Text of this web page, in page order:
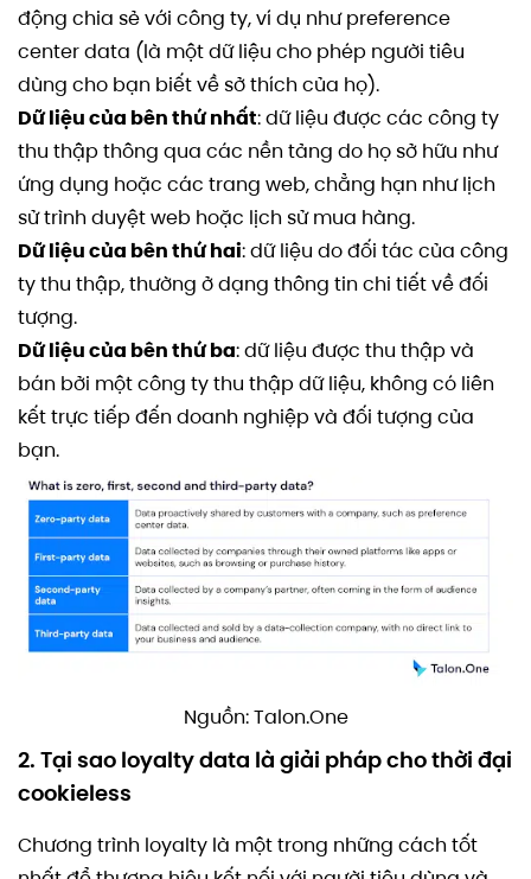
động chia sẻ với công ty, ví dụ như preference
center data (là một dữ liệu cho phép người tiêu
dùng cho bạn biết về sở thích của họ).
Dữ liệu của bên thứ nhất: dữ liệu được các công ty
thu thập thông qua các nền tảng do họ sở hữu như
ứng dụng hoặc các trang web, chẳng hạn như lịch
sử trình duyệt web hoặc lịch sử mua hàng.
Dữ liệu của bên thứ hai: dữ liệu do đối tác của công
ty thu thập, thường ở dạng thông tin chi tiết về đối
tượng.
Dữ liệu của bên thứ ba: dữ liệu được thu thập và
bán bởi một công ty thu thập dữ liệu, không có liên
kết trực tiếp đến doanh nghiệp và đối tượng của
bạn.
Nguồn: Talon.One
2. Tại sao loyalty data là giải pháp cho thời đại
cookieless
Chương trình loyalty là một trong những cách tốt